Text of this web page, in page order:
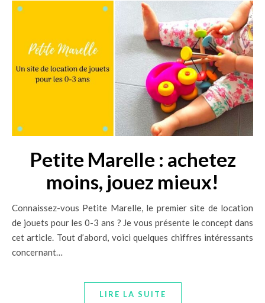
Petite Marelle : achetez
moins, jouez mieux!
Connaissez-vous Petite Marelle, le premier site de location
de jouets pour les 0-3 ans ? Je vous présente le concept dans
cet article. Tout d’abord, voici quelques chiffres intéressants
concernant…
LIRE LA SUITE